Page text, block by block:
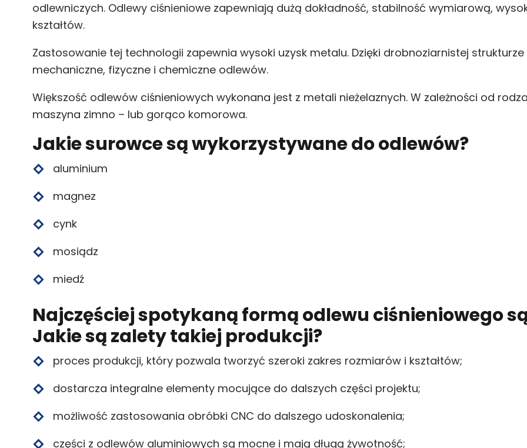
odlewniczych. Odlewy ciśnieniowe zapewniają dużą dokładność, stabilność wymiarową,
kształtów.
Zastosowanie tej technologii zapewnia wysoki uzysk metalu. Dzięki drobnoziarnistej
mechaniczne, fizyczne i chemiczne odlewów.
Większość odlewów ciśnieniowych wykonana jest z metali nieżelaznych. W zależności od
maszyna zimno – lub gorąco komorowa.
Jakie surowce są wykorzystywane do odlewów?
aluminium
magnez
cynk
mosiądz
miedź
Najczęściej spotykaną formą odlewu ciśnieniowego
Jakie są zalety takiej produkcji?
proces produkcji, który pozwala tworzyć szeroki zakres rozmiarów i kształtów;
dostarcza integralne elementy mocujące do dalszych części projektu;
możliwość zastosowania obróbki CNC do dalszego udoskonalenia;
części z odlewów aluminiowych są mocne i mają długą żywotność;